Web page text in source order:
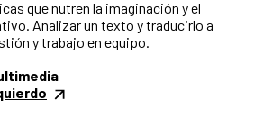
que nutren la imaginación y el
Analizar un texto y traducirlo a
y trabajo en equipo.